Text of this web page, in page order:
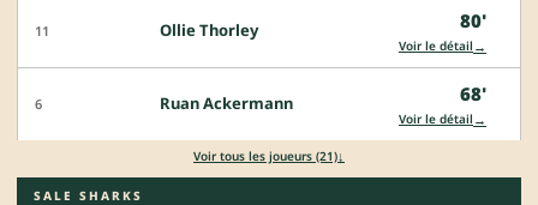
11 Ollie Thorley 80'
Voir le détail →
6 Ruan Ackermann 68'
Voir le détail →
Voir tous les joueurs (21)↓
SALE SHARKS